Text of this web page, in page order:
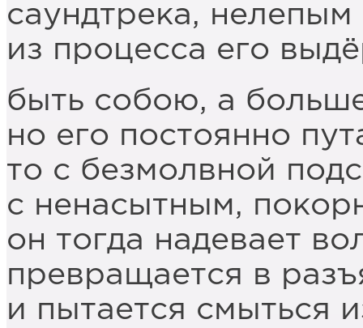
саундтрека,
из процесса его
быть собою, а
но его постоянно
то с безмолвной
с ненасытным,
он тогда надевает
превращается в
и пытается смыться